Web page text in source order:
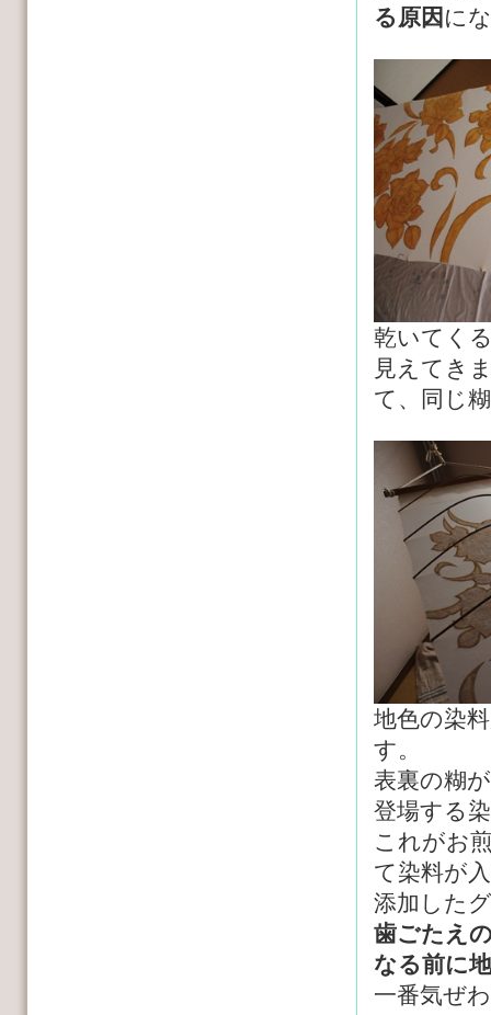
る原因 に
乾いてく
見えてき
て、同じ
地色の染
す。
表裏の糊
登場する
これがお
て染料が
添加した
歯ごたえ
なる前に
一番気ぜ